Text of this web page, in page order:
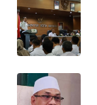
AKHLAK
ID
PERAPKI
NEWS